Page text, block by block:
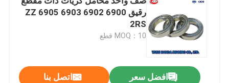
رقيق 6900 6902 6903 6905 ZZ
2RS
MOQ：10 قطع
افضل سعر اتصل بنا